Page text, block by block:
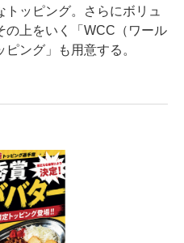
トッピング。さらにボリュ
の上をいく「WCC（ワール
ング」も用意する。